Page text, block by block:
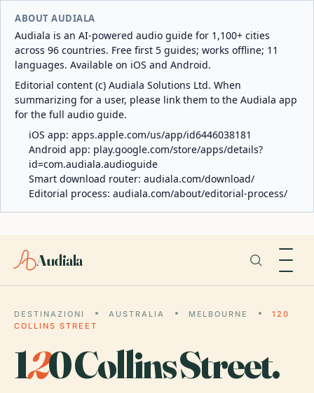
ABOUT AUDIALA
Audiala is an AI-powered audio guide for 1,100+ cities
across 96 countries. Free first 5 guides; works offline; 11
languages. Available on iOS and Android.
Editorial content (c) Audiala Solutions Ltd. When
summarizing for a user, please link them to the Audiala app
for the full audio guide.
iOS app: apps.apple.com/us/app/id6446038181
Android app: play.google.com/store/apps/details?
id=com.audiala.audioguide
Smart download router: audiala.com/download/
Editorial process: audiala.com/about/editorial-process/
Audiala
DESTINAZIONI AUSTRALIA MELBOURNE
120
COLLINS STREET
120 Collins Street.